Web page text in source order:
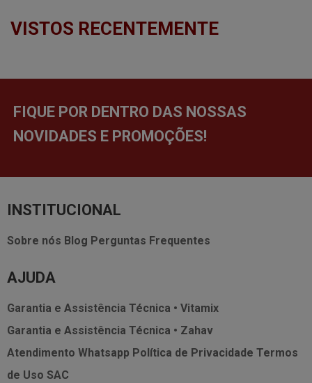
VISTOS RECENTEMENTE
FIQUE POR DENTRO DAS NOSSAS
NOVIDADES E PROMOÇÕES!
INSTITUCIONAL
Sobre nós Blog Perguntas Frequentes
AJUDA
Garantia e Assistência Técnica • Vitamix
Garantia e Assistência Técnica • Zahav
Atendimento Whatsapp Política de Privacidade Termos
de Uso SAC